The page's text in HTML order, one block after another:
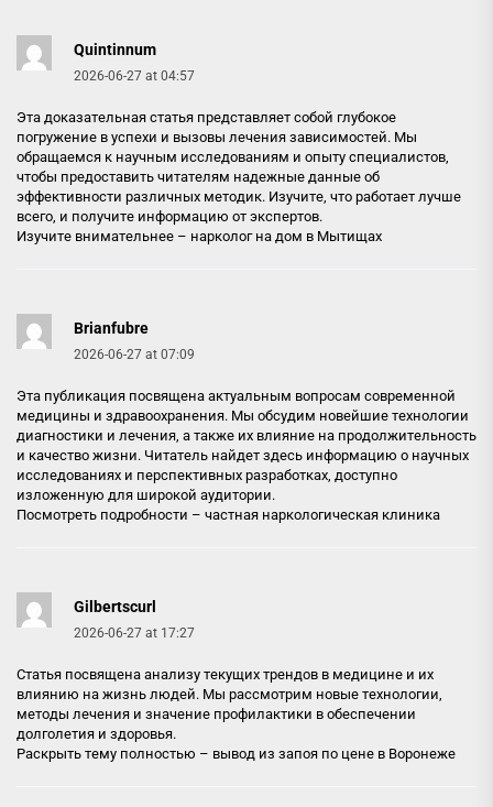
Quintinnum
2026-06-27 at 04:57
Эта доказательная статья представляет собой глубокое
погружение в успехи и вызовы лечения зависимостей. Мы
обращаемся к научным исследованиям и опыту специалистов,
чтобы предоставить читателям надежные данные об
эффективности различных методик. Изучите, что работает лучше
всего, и получите информацию от экспертов.
Изучите внимательнее – нарколог на дом в Мытищах
Brianfubre
2026-06-27 at 07:09
Эта публикация посвящена актуальным вопросам современной
медицины и здравоохранения. Мы обсудим новейшие технологии
диагностики и лечения, а также их влияние на продолжительность
и качество жизни. Читатель найдет здесь информацию о научных
исследованиях и перспективных разработках, доступно
изложенную для широкой аудитории.
Посмотреть подробности – частная наркологическая клиника
Gilbertscurl
2026-06-27 at 17:27
Статья посвящена анализу текущих трендов в медицине и их
влиянию на жизнь людей. Мы рассмотрим новые технологии,
методы лечения и значение профилактики в обеспечении
долголетия и здоровья.
Раскрыть тему полностью – вывод из запоя по цене в Воронеже